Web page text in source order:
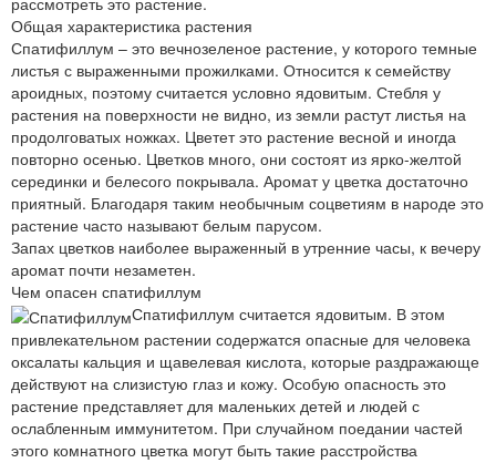
Общая характеристика растения
Спатифиллум – это вечнозеленое растение, у которого темные
листья с выраженными прожилками. Относится к семейству
ароидных, поэтому считается условно ядовитым. Стебля у
растения на поверхности не видно, из земли растут листья на
продолговатых ножках. Цветет это растение весной и иногда
повторно осенью. Цветков много, они состоят из ярко-желтой
серединки и белесого покрывала. Аромат у цветка достаточно
приятный. Благодаря таким необычным соцветиям в народе это
растение часто называют белым парусом.
Запах цветков наиболее выраженный в утренние часы, к вечеру
аромат почти незаметен.
Чем опасен спатифиллум
Спатифиллум считается ядовитым. В этом
привлекательном растении содержатся опасные для человека
оксалаты кальция и щавелевая кислота, которые раздражающе
действуют на слизистую глаз и кожу. Особую опасность это
растение представляет для маленьких детей и людей с
ослабленным иммунитетом. При случайном поедании частей
этого комнатного цветка могут быть такие расстройства